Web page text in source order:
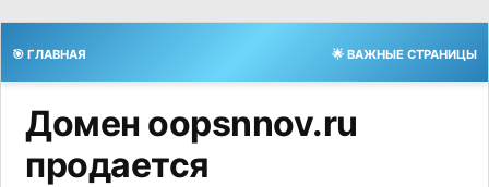
🎯 ГЛАВНАЯ 🌟 ВАЖНЫЕ СТРАНИЦЫ
Домен oopsnnov.ru
продается